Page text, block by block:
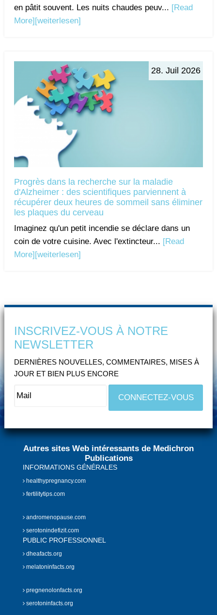
en pâtit souvent. Les nuits chaudes peuv... [Read
More] [weiterlesen]
28. Juil 2026
Progrès dans la recherche sur la maladie
d'Alzheimer : des scientifiques parviennent à
récupérer deux heures de sommeil sans éliminer
les plaques du cerveau
Imaginez qu'un petit incendie se déclare dans un
coin de votre cuisine. Avec l'extincteur... [Read
More] [weiterlesen]
INSCRIVEZ-VOUS À NOTRE
NEWSLETTER
DERNIÈRES NOUVELLES, COMMENTAIRES, MISES À
JOUR ET BIEN PLUS ENCORE
Autres sites Web intéressants de Medichron
Publications
INFORMATIONS GÉNÉRALES
healthypregnancy.com
fertilitytips.com
andromenopause.com
serotonindefizit.com
PUBLIC PROFESSIONNEL
dheafacts.org
melatoninfacts.org
pregnenolonfacts.org
serotoninfacts.org